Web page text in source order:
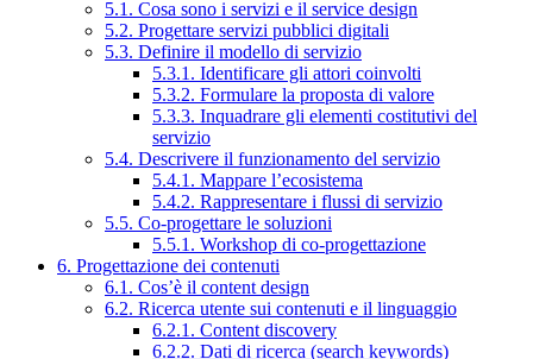
5.1. Cosa sono i servizi e il service design
5.2. Progettare servizi pubblici digitali
5.3. Definire il modello di servizio
5.3.1. Identificare gli attori coinvolti
5.3.2. Formulare la proposta di valore
5.3.3. Inquadrare gli elementi costitutivi del
servizio
5.4. Descrivere il funzionamento del servizio
5.4.1. Mappare l’ecosistema
5.4.2. Rappresentare i flussi di servizio
5.5. Co-progettare le soluzioni
5.5.1. Workshop di co-progettazione
6. Progettazione dei contenuti
6.1. Cos’è il content design
6.2. Ricerca utente sui contenuti e il linguaggio
6.2.1. Content discovery
6.2.2. Dati di ricerca (search keywords)